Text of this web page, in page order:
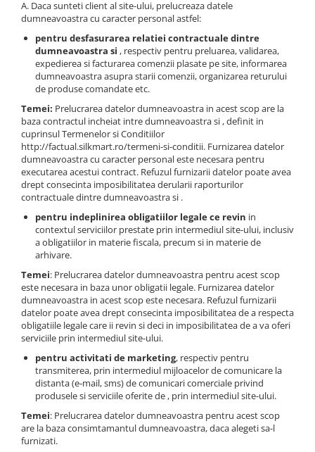
A. Daca sunteti client al site-ului, prelucreaza datele
dumneavoastra cu caracter personal astfel:
pentru desfasurarea relatiei contractuale dintre
dumneavoastra si , respectiv pentru preluarea, validarea,
expedierea si facturarea comenzii plasate pe site, informarea
dumneavoastra asupra starii comenzii, organizarea returului
de produse comandate etc.
Temei: Prelucrarea datelor dumneavoastra in acest scop are la
baza contractul incheiat intre dumneavoastra si , definit in
cuprinsul Termenelor si Conditiilor
http://factual.silkmart.ro/termeni-si-conditii. Furnizarea datelor
dumneavoastra cu caracter personal este necesara pentru
executarea acestui contract. Refuzul furnizarii datelor poate avea
drept consecinta imposibilitatea derularii raporturilor
contractuale dintre dumneavoastra si .
pentru indeplinirea obligatiilor legale ce revin in
contextul serviciilor prestate prin intermediul site-ului, inclusiv
a obligatiilor in materie fiscala, precum si in materie de
arhivare.
Temei: Prelucrarea datelor dumneavoastra pentru acest scop
este necesara in baza unor obligatii legale. Furnizarea datelor
dumneavoastra in acest scop este necesara. Refuzul furnizarii
datelor poate avea drept consecinta imposibilitatea de a respecta
obligatiile legale care ii revin si deci in imposibilitatea de a va oferi
serviciile prin intermediul site-ului.
pentru activitati de marketing, respectiv pentru
transmiterea, prin intermediul mijloacelor de comunicare la
distanta (e-mail, sms) de comunicari comerciale privind
produsele si serviciile oferite de , prin intermediul site-ului.
Temei: Prelucrarea datelor dumneavoastra pentru acest scop
are la baza consimtamantul dumneavoastra, daca alegeti sa-l
furnizati.